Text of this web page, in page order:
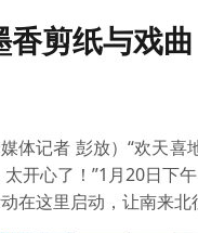
剪纸与戏
记者 彭放）“欢天喜
开心了！”1月20日下
在这里启动，让南来